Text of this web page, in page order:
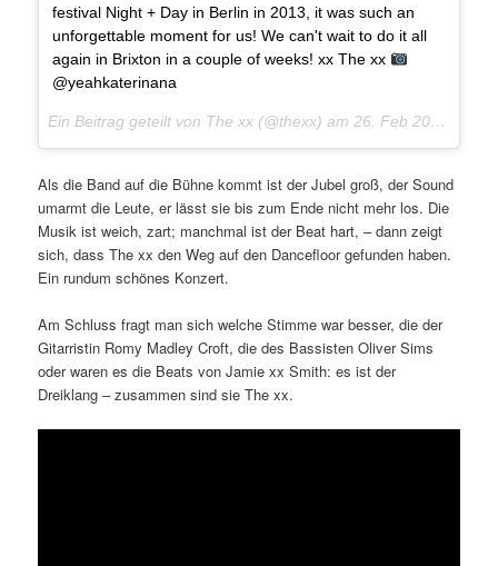
festival Night + Day in Berlin in 2013, it was such an
unforgettable moment for us! We can't wait to do it all
again in Brixton in a couple of weeks! xx The xx
@yeahkaterinana
Ein Beitrag geteilt von The xx (@thexx) am26. Feb 2017 um 10:41 Uhr
Als die Band auf die Bühne kommt ist der Jubel groß, der Sound
umarmt die Leute, er lässt sie bis zum Ende nicht mehr los. Die
Musik ist weich, zart; manchmal ist der Beat hart, – dann zeigt
sich, dass The xx den Weg auf den Dancefloor gefunden haben.
Ein rundum schönes Konzert.
Am Schluss fragt man sich welche Stimme war besser, die der
Gitarristin Romy Madley Croft, die des Bassisten Oliver Sims
oder waren es die Beats von Jamie xx Smith: es ist der
Dreiklang – zusammen sind sie The xx.